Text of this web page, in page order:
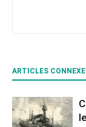
ARTICLES